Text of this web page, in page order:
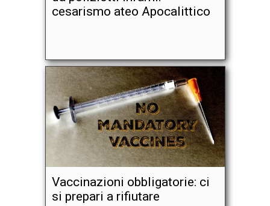
cesarismo ateo Apocalittico
Vaccinazioni obbligatorie: ci
si prepari a rifiutare